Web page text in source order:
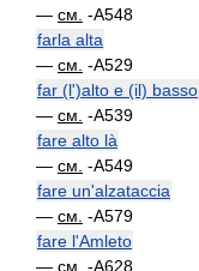
— см. -A548
farla alta
— см. -A529
far (l')alto e (il) basso
— см. -A539
fare alto là
— см. -A549
fare un'alzataccia
— см. -A579
fare l'Amleto
— см. -A628